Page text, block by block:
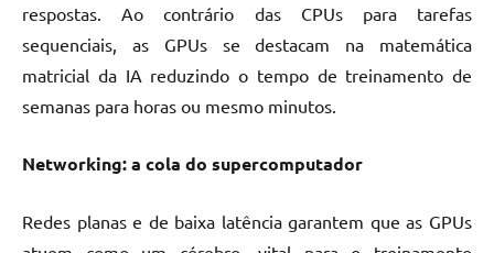
respostas. Ao contrário das CPUs para tarefas
sequenciais, as GPUs se destacam na matemática
matricial da IA reduzindo o tempo de treinamento de
semanas para horas ou mesmo minutos.
Networking: a cola do supercomputador
Redes planas e de baixa latência garantem que as GPUs